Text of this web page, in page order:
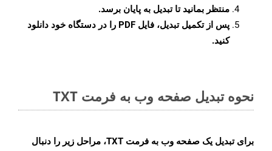
منتظر بمانید تا تبدیل به پایان برسد.
پس از تکمیل تبدیل، فایل PDF را در دستگاه خود دانلود
کنید.
نحوه تبدیل صفحه وب به فرمت TXT
برای تبدیل یک صفحه وب به فرمت TXT، مراحل زیر را دنبال